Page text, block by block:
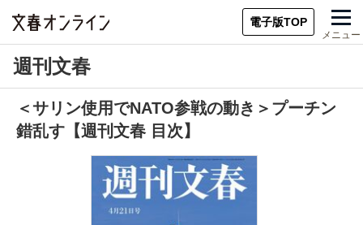
電子版TOP
メニュー
週刊文春
＜サリン使用でNATO参戦の動き＞プーチン
錯乱す【週刊文春 目次】